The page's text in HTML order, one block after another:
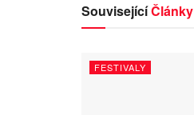
SouvisejícíČlánky
FESTIVALY